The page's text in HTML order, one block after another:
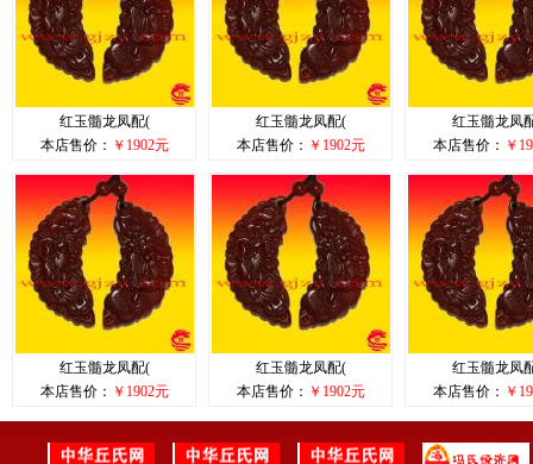
红玉髓龙凤配(
本店售价： ￥1902元
红玉髓龙凤配(
本店售价： ￥1902元
红玉髓龙凤
本店售价： ￥
红玉髓龙凤配(
本店售价： ￥1902元
红玉髓龙凤配(
本店售价： ￥1902元
红玉髓龙凤
本店售价： ￥